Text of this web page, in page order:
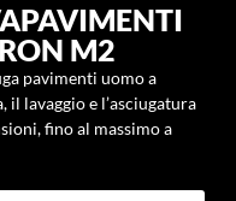
M2
pavimenti uomo a
lavaggio e l’asciugatura
fino al massimo a